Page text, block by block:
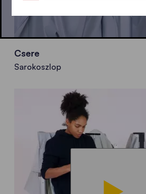
Csere
Sarokoszlop